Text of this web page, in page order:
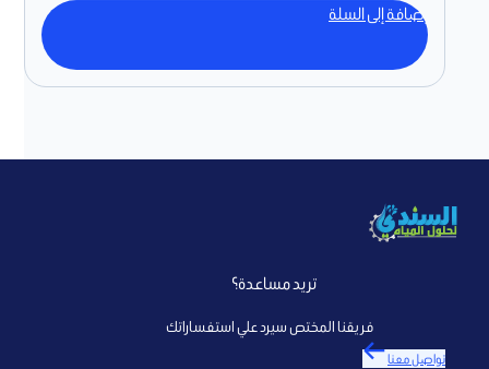
إضافة إلى السلة
تريد مساعدة؟
فريقنا المختص سيرد علي استفساراتك
تواصل معنا